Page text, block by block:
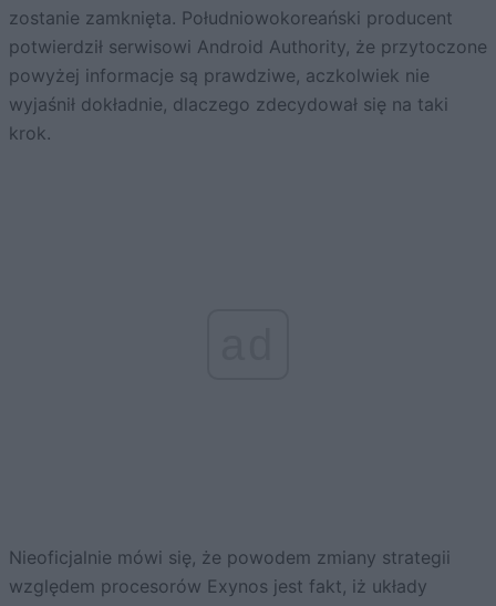
zostanie zamknięta. Południowokoreański producent
potwierdził serwisowi Android Authority, że przytoczone
powyżej informacje są prawdziwe, aczkolwiek nie
wyjaśnił dokładnie, dlaczego zdecydował się na taki
krok.
Nieoficjalnie mówi się, że powodem zmiany strategii
względem procesorów Exynos jest fakt, iż układy